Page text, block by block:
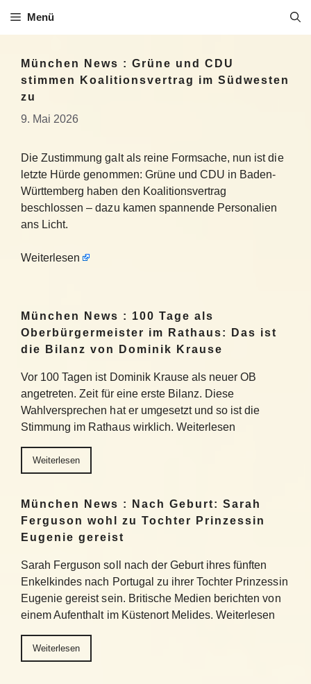
Inhalt
Menü
München News : Grüne und CDU
stimmen Koalitionsvertrag im Südwesten
zu
9. Mai 2026
Die Zustimmung galt als reine Formsache, nun ist die
letzte Hürde genommen: Grüne und CDU in Baden-
Württemberg haben den Koalitionsvertrag
beschlossen – dazu kamen spannende Personalien
ans Licht.
Weiterlesen
München News : 100 Tage als
Oberbürgermeister im Rathaus: Das ist
die Bilanz von Dominik Krause
Vor 100 Tagen ist Dominik Krause als neuer OB
angetreten. Zeit für eine erste Bilanz. Diese
Wahlversprechen hat er umgesetzt und so ist die
Stimmung im Rathaus wirklich. Weiterlesen
Weiterlesen
München News : Nach Geburt: Sarah
Ferguson wohl zu Tochter Prinzessin
Eugenie gereist
Sarah Ferguson soll nach der Geburt ihres fünften
Enkelkindes nach Portugal zu ihrer Tochter Prinzessin
Eugenie gereist sein. Britische Medien berichten von
einem Aufenthalt im Küstenort Melides. Weiterlesen
Weiterlesen